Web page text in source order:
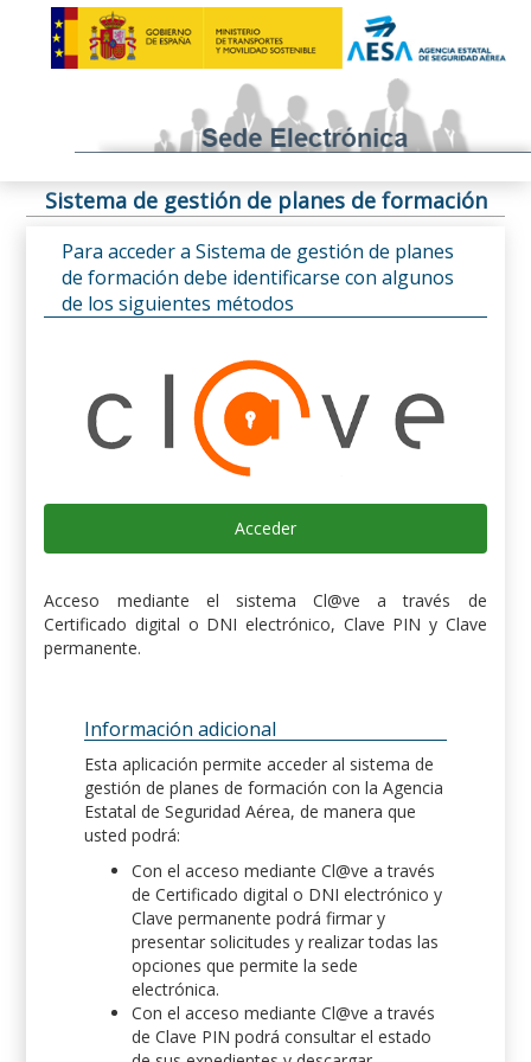
Sistema de gestión de planes de formación
Para acceder a Sistema de gestión de planes
de formación debe identificarse con algunos
de los siguientes métodos
Acceder
Acceso mediante el sistema Cl@ve a través de
Certificado digital o DNI electrónico, Clave PIN y Clave
permanente.
Información adicional
Esta aplicación permite acceder al sistema de
gestión de planes de formación con la Agencia
Estatal de Seguridad Aérea, de manera que
usted podrá:
Con el acceso mediante Cl@ve a través
de Certificado digital o DNI electrónico y
Clave permanente podrá firmar y
presentar solicitudes y realizar todas las
opciones que permite la sede
electrónica.
Con el acceso mediante Cl@ve a través
de Clave PIN podrá consultar el estado